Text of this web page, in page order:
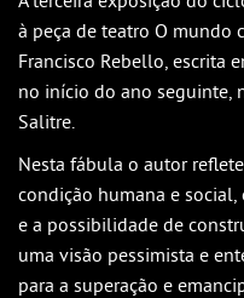
à peça de teatro O mundo
Francisco Rebello, escrita
no início do ano seguinte,
Salitre.
Nesta fábula o autor
condição humana e
e a possibilidade de
uma visão pessimista e
para a superação e